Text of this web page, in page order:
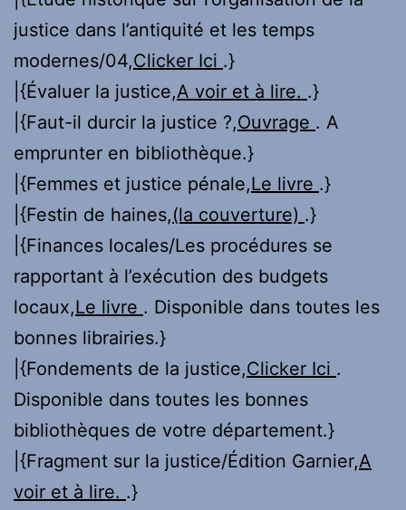
justice dans l’antiquité et les temps
modernes/04,Clicker Ici .}
|{Évaluer la justice,A voir et à lire. .}
|{Faut-il durcir la justice ?,Ouvrage . A
emprunter en bibliothèque.}
|{Femmes et justice pénale,Le livre .}
|{Festin de haines,(la couverture) .}
|{Finances locales/Les procédures se
rapportant à l’exécution des budgets
locaux,Le livre . Disponible dans toutes les
bonnes librairies.}
|{Fondements de la justice,Clicker Ici .
Disponible dans toutes les bonnes
bibliothèques de votre département.}
|{Fragment sur la justice/Édition Garnier,A
voir et à lire. .}